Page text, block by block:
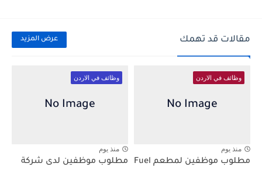
مقالات قد تهمك عرض المزيد
وظائف في الاردن
منذ يوم
مطلوب موظفين لمطعم Fuel
وظائف في الاردن
منذ يوم
مطلوب موظفين لدى شركة